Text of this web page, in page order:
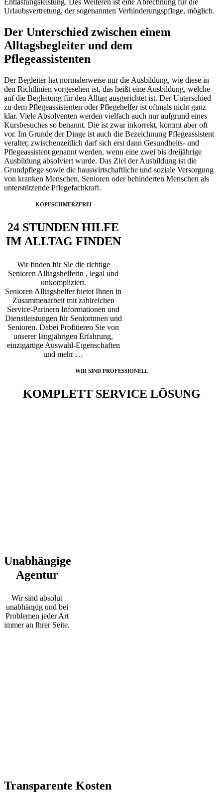
Entlastungsleistung. Des Weiteren ist eine Abrechnung für die
Urlaubsvertretung, der sogenannten Verhinderungspflege, möglich.
Der Unterschied zwischen einem
Alltagsbegleiter und dem
Pflegeassistenten
Der Begleiter hat normalerweise nur die Ausbildung, wie diese in
den Richtlinien vorgesehen ist, das heißt eine Ausbildung, welche
auf die Begleitung für den Alltag ausgerichtet ist. Der Unterschied
zu dem Pflegeassistenten oder Pflegehelfer ist oftmals nicht ganz
klar. Viele Absolventen werden vielfach auch nur aufgrund eines
Kursbesuches so benannt. Die ist zwar inkorrekt, kommt aber oft
vor. Im Grunde der Dinge ist auch die Bezeichnung Pflegeassistent
veraltet; zwischenzeitlich darf sich erst dann Gesundheits- und
Pflegeassistent genannt werden, wenn eine zwei bis dreijährige
Ausbildung absolviert wurde. Das Ziel der Ausbildung ist die
Grundpflege sowie die hauswirtschaftliche und soziale Versorgung
von kranken Menschen, Senioren oder behinderten Menschen als
unterstützende Pflegefachkraft.
KOPFSCHMERZFREI
24 STUNDEN HILFE
IM ALLTAG FINDEN
Wir finden für Sie die richtige
Senioren Alltagshelferin , legal und
unkompliziert.
Senioren Alltagshelfer bietet Ihnen in
Zusammenarbeit mit zahlreichen
Service-Partnern Informationen und
Dienstleistungen für Seniorinnen und
Senioren. Dabei Profitieren Sie von
unserer langjährigen Erfahrung,
einzigartige Auswahl-Eigenschaften
und mehr …
WIR SIND PROFESSIONELL
KOMPLETT SERVICE LÖSUNG
Unabhängige
Agentur
Wir sind absolut
unabhängig und bei
Problemen jeder Art
immer an Ihrer Seite.
Transparente Kosten